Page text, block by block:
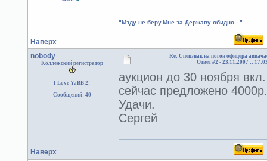
Наверх
"Мзду не беру.Мне за Державу обидно..."
nobody
Коллежский регистратор
I Love YaBB 2!
Сообщений: 40
Re: Спецзнак на погон офицера
Ответ #2 -23.11.2007 ::
аукцион до 30 ноября вкл.
сейчас предложено 4000р.
Удачи.
Сергей
Наверх